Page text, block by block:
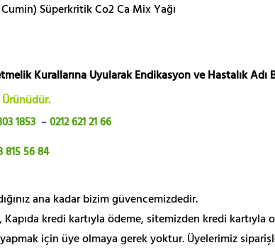
Süperkritik Co2 Ca Mix Yağı
Kurallarına Uyularak Endikasyon ve Hastalık
1853 –0212 621 21 66
815 56 84
ana kadar bizim güvencemizdedir.
Kapıda kredi kartıyla ödeme, sitemizden kredi
yapmak için üye olmaya gerek yoktur. Üyelerimiz